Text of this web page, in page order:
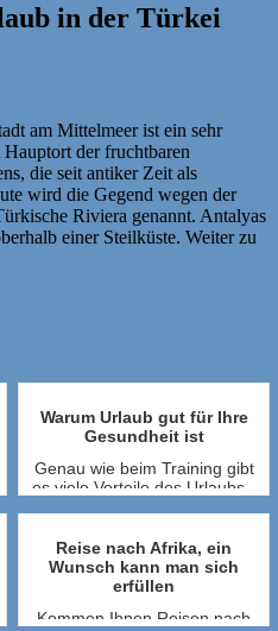
in der Türkei
am Mittelmeer ist ein sehr
der fruchtbaren
die seit antiker Zeit als
wird die Gegend wegen der
Riviera genannt. Antalyas
einer Steilküste. Weiter zu
Warum Urlaub gut für Ihre
Gesundheit ist
Genau wie beim Training gibt
es viele Vorteile des Urlaubs -
Wesent...
Reise nach Afrika, ein
Wunsch kann man sich
erfüllen
Kommen Ihnen Reisen nach